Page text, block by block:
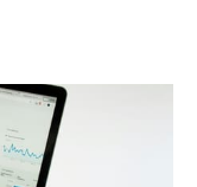
Інші шукають
з цим не
трафіку. Запускаючи